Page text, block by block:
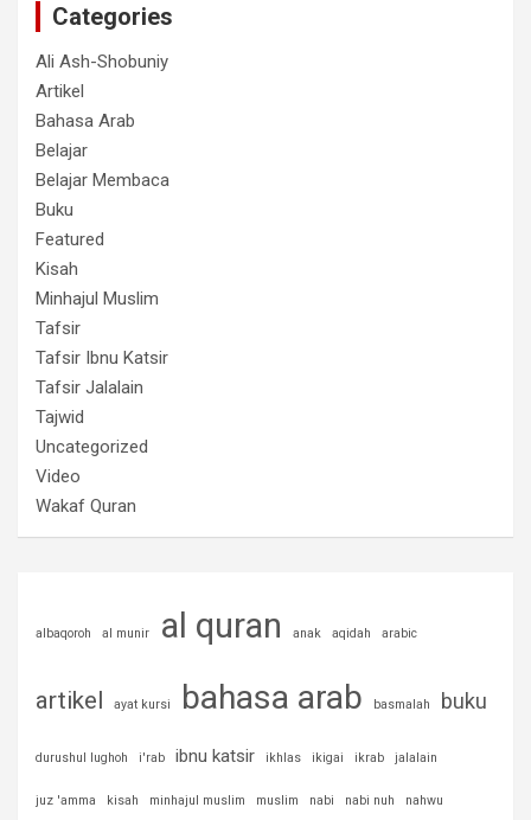
Categories
Ali Ash-Shobuniy
Artikel
Bahasa Arab
Belajar
Belajar Membaca
Buku
Featured
Kisah
Minhajul Muslim
Tafsir
Tafsir Ibnu Katsir
Tafsir Jalalain
Tajwid
Uncategorized
Video
Wakaf Quran
albaqoroh al munir al quran anak aqidah arabic
artikel ayat kursi bahasa arab basmalah buku
durushul lughoh i'rab ibnu katsir ikhlas ikigai ikrab jalalain
juz 'amma kisah minhajul muslim muslim nabi nabi nuh nahwu